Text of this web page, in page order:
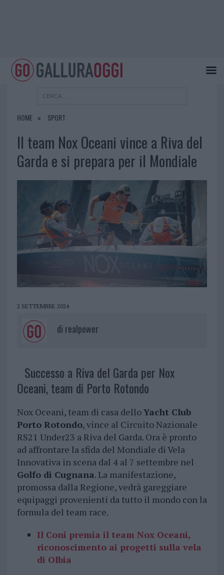
HOME SPORT
Il team Nox Oceani vince a Riva del
Garda e si prepara per il Mondiale
2 SETTEMBRE 2024
di realpower
Successo a Riva del Garda per Nox
Oceani, team di Porto Rotondo
Nox Oceani, team di casa delloYacht Club
Porto Rotondo, vince al Circuito Nazionale
RS21 Under23 a Riva del Garda. Ora è pronto
ad affrontare la sfida del Mondiale di Vela
Innovativa in scena dal 4 al 7 settembre nel
Golfo di Cugnana. La manifestazione,
promossa dalla Regione, vedrà gareggiare
equipaggi provenienti da tutto il mondo con la
formula del team race.
Il Coni premia il team Nox Oceani,
riconoscimento ai progetti sulla vela
di Olbia